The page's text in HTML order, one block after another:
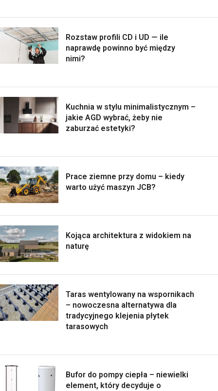
Rozstaw profili CD i UD — ile
naprawdę powinno być między
nimi?
Kuchnia w stylu minimalistycznym –
jakie AGD wybrać, żeby nie
zaburzać estetyki?
Prace ziemne przy domu – kiedy
warto użyć maszyn JCB?
Kojąca architektura z widokiem na
naturę
Taras wentylowany na wspornikach
– nowoczesna alternatywa dla
tradycyjnego klejenia płytek
tarasowych
Bufor do pompy ciepła – niewielki
element, który decyduje o